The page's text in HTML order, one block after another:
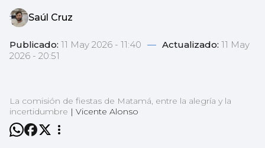
Saúl Cruz
Publicado: 11 May 2026 - 11:40 — Actualizado: 11 May
2026 - 20:51
La comisión de fiestas de Matamá, entre la alegría y la
incertidumbre | Vicente Alonso